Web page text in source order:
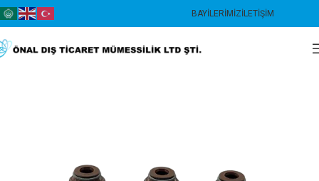
BAYILERIMIZİLETIŞIM